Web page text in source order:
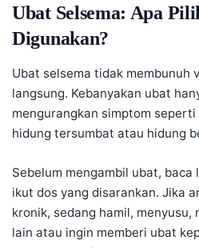
Ubat Selsema: Apa
Digunakan?
Ubat selsema tidak membunuh
langsung. Kebanyakan ubat
mengurangkan simptom
hidung tersumbat atau hidung
Sebelum mengambil ubat,
ikut dos yang disarankan. Jika
kronik, sedang hamil, menyusu,
lain atau ingin memberi ubat